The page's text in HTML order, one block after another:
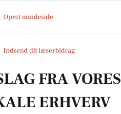
Opret mindeside
Indsend dit læserbidrag
FRA VORES
ERHVERV